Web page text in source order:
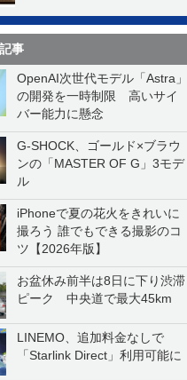
事
OpenAI次世代モデル「Astra」
の開発を一時制限 高いサイ
バー能力に懸念
G-SHOCK、ゴールド×ブラウ
ンの「MASTER OF G」3モデ
ル
iPhoneで夏の花火をきれいに
撮ろう 誰でもできる撮影のコ
ツ【2026年版】
お盆休み前半は8日に下り渋滞
ピーク 中央道で最大45km
LINEMO、追加料金なしで
「Starlink Direct」利用可能に